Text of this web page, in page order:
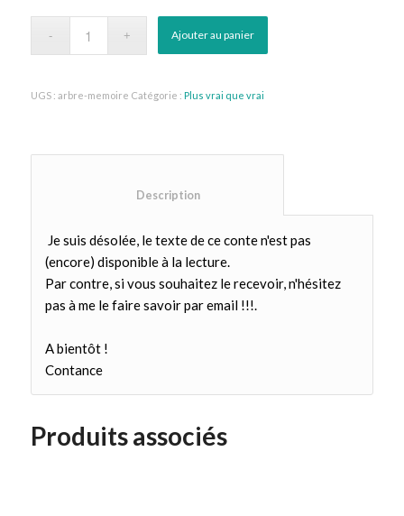
Ajouter au panier
UGS : arbre-memoire Catégorie : Plus vrai que vrai
						Description
Je suis désolée, le texte de ce conte n'est pas
(encore) disponible à la lecture.
Par contre, si vous souhaitez le recevoir, n'hésitez
pas à me le faire savoir par email !!!.
A bientôt !
Contance
Produits associés